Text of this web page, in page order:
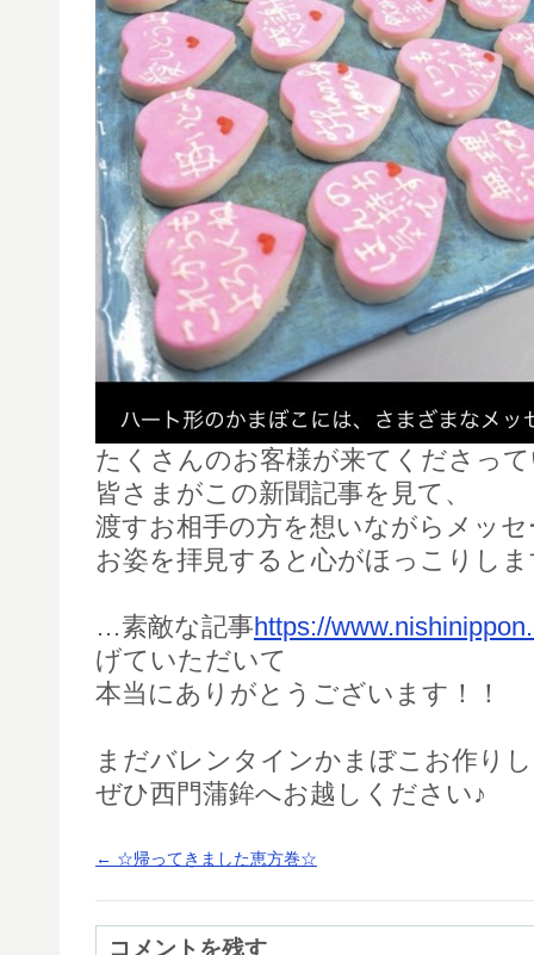
たくさんのお客様が来てくださっ
皆さまがこの新聞記事を見て、
渡すお相手の方を想いながらメッ
お姿を拝見すると心がほっこりし
…素敵な記事https://
げていただいて
本当にありがとうございます！！
まだバレンタインかまぼこお作り
ぜひ西門蒲鉾へお越しください♪
← ☆帰ってきました恵方巻☆
コメントを残す